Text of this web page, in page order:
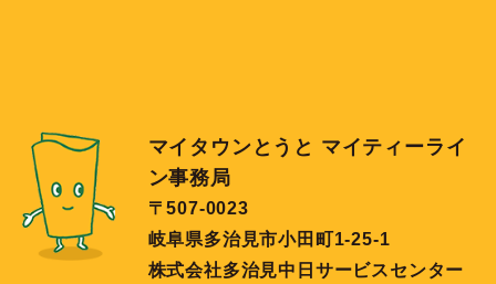
マイタウンとうと マイティーライ
ン事務局
〒507-0023
岐阜県多治見市小田町1-25-1
株式会社多治見中日サービスセンター